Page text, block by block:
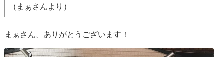
（まぁさんより）
まぁさん、ありがとうございます！